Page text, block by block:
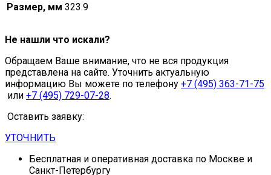
Размер, мм 323.9
Не нашли что искали?
Обращаем Ваше внимание, что не вся продукция
представлена на сайте. Уточнить актуальную
информацию Вы можете по телефону +7 (495) 363-71-75
или +7 (495) 729-07-28.
Оставить заявку:
УТОЧНИТЬ
Бесплатная и оперативная доставка по Москве и
Санкт-Петербургу